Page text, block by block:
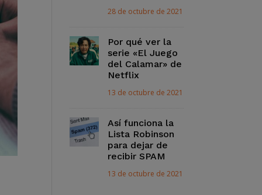
28 de octubre de 2021
Por qué ver la
serie «El Juego
del Calamar» de
Netflix
13 de octubre de 2021
Así funciona la
Lista Robinson
para dejar de
recibir SPAM
13 de octubre de 2021